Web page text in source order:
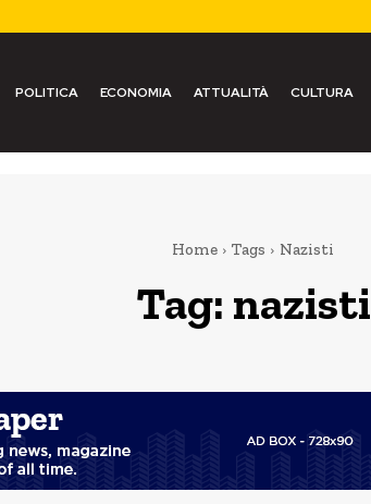
POLITICA ECONOMIA ATTUALITÀ CULTURA
Home Tags Nazisti
Tag: nazisti